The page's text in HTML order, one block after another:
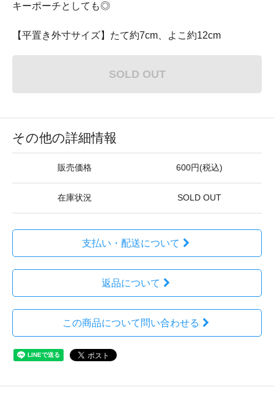
キーポーチとしても◎
【平置き外寸サイズ】たて約7cm、よこ約12cm
SOLD OUT
その他の詳細情報
販売価格 600円(税込)
在庫状況 SOLD OUT
支払い・配送について
返品について
この商品について問い合わせる